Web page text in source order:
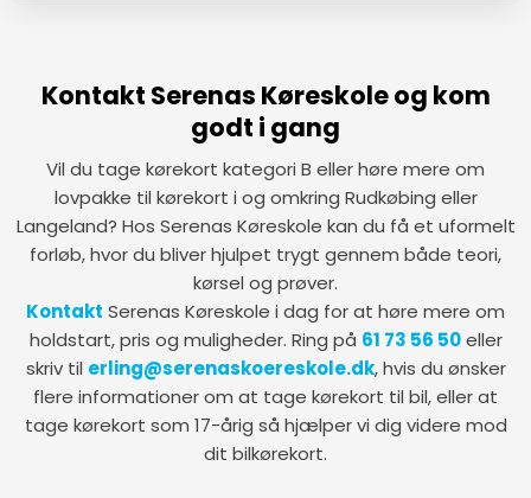
Kontakt Serenas Køreskole og kom
godt i gang
Vil du tage kørekort kategori B eller høre mere om
lovpakke til kørekort i og omkring Rudkøbing eller
Langeland? Hos Serenas Køreskole kan du få et uformelt
forløb, hvor du bliver hjulpet trygt gennem både teori,
kørsel og prøver.
Kontakt Serenas Køreskole i dag for at høre mere om
holdstart, pris og muligheder. Ring på 61 73 56 50eller
skriv til erling@serenaskoereskole.dk, hvis du ønsker
flere informationer om at tage kørekort til bil, eller at
tage kørekort som 17-årig så hjælper vi dig videre mod
dit bilkørekort.